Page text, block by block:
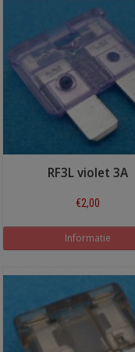
RF3L violet 3A
€2,00
Informatie